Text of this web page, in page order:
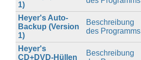
1)
Heyer's Auto-
Backup (Version
1)
Beschreibung
des Programms
Heyer's
CD+DVD-Hüllen
Beschreibung